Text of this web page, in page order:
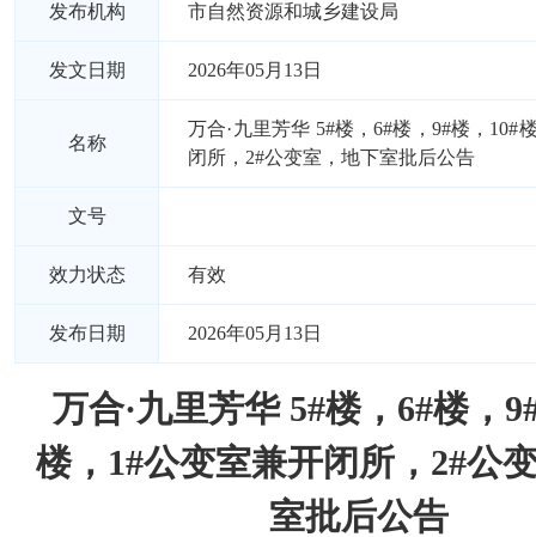
发布机构 市自然资源和城乡建设局
发文日期 2026年05月13日
名称
万合·九里芳华 5#楼，6#楼，9#楼，10#
闭所，2#公变室，地下室批后公告
文号
效力状态 有效
发布日期 2026年05月13日
万合·九里芳华 5#楼，6#楼，
楼，1#公变室兼开闭所，2#公
室批后公告